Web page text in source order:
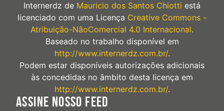
Internerdz de Mauricio dos Santos Chiotti está
licenciado com uma Licença Creative Commons -
Atribuição-NãoComercial 4.0 Internacional.
Baseado no trabalho disponível em
http://www.internerdz.com.br/.
Podem estar disponíveis autorizações adicionais
às concedidas no âmbito desta licença em
http://www.internerdz.com.br/.
ASSINE NOSSO FEED